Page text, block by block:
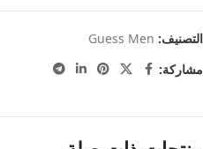
التصنيف: Guess Men
مشاركة: